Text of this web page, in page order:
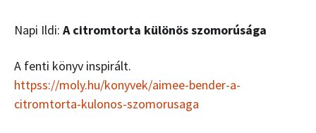
Napi Ildi: A citromtorta különös szomorúsága
A fenti könyv inspirált.
httpss://moly.hu/konyvek/aimee-bender-a-
citromtorta-kulonos-szomorusaga